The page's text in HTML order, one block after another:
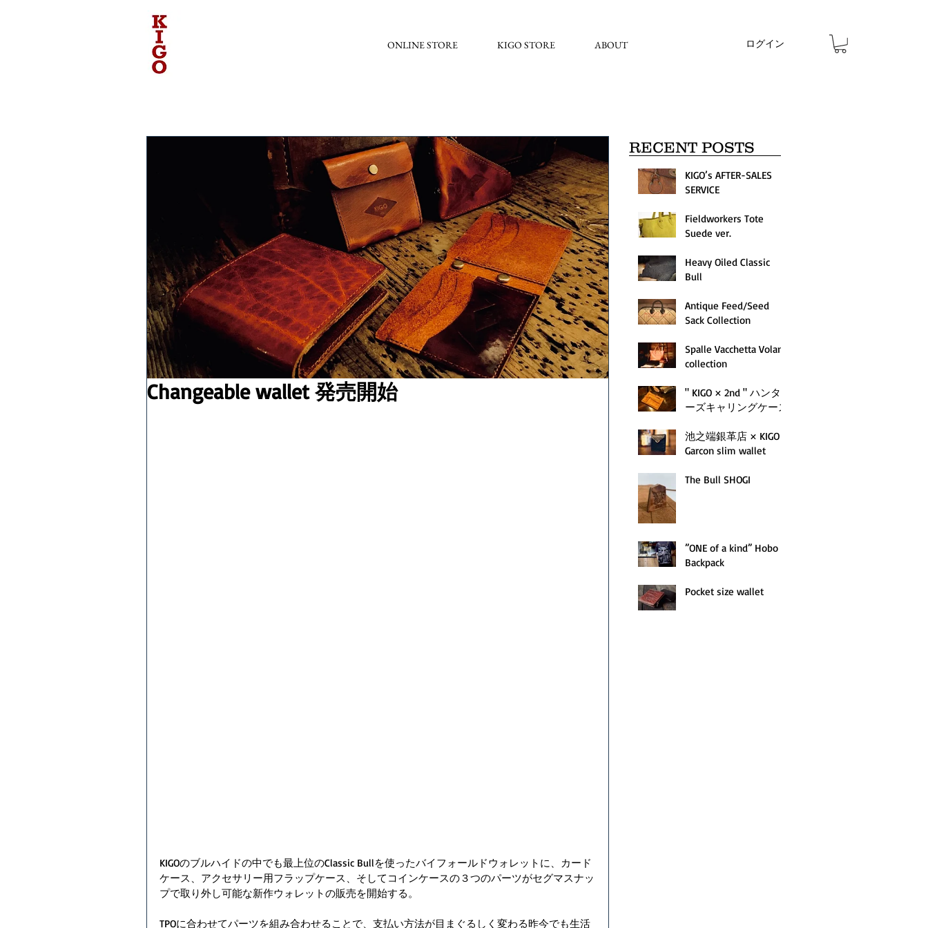
ONLINE STORE KIGO STORE ABOUT ログイン
Changeable wallet 発売開始
KIGOのブルハイドの中でも最上位のClassic Bullを使ったバイフォールドウォレットに、カード
ケース、アクセサリー用フラップケース、そしてコインケースの３つのパーツがセグマスナッ
プで取り外し可能な新作ウォレットの販売を開始する。
TPOに合わせてパーツを組み合わせることで、支払い方法が目まぐるしく変わる昨今でも生活
RECENT POSTS
KIGO’s AFTER-SALES
SERVICE
Fieldworkers Tote
Suede ver.
Heavy Oiled Classic
Bull
Antique Feed/Seed
Sack Collection
Spalle Vacchetta Volan
collection
" KIGO × 2nd " ハンタ
ーズキャリングケース
池之端銀革店 × KIGO
Garcon slim wallet
The Bull SHOGI
”ONE of a kind” Hobo
Backpack
Pocket size wallet